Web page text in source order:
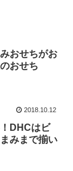
おせちがお
おせち
2018.10.12
DHCはビ
みまで揃い